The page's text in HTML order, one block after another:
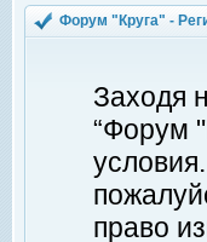
Форум "Круга" -
Заходя
“Форум
право